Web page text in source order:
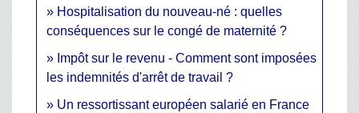
Hospitalisation du nouveau-né : quelles
conséquences sur le congé de maternité ?
Impôt sur le revenu - Comment sont imposées
les indemnités d'arrêt de travail ?
Un ressortissant européen salarié en France